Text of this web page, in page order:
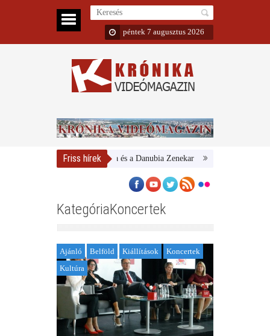
péntek 7 augusztus 2026
Friss hírek
Magyar Nemzeti Galéria és a Danubia Zenekar Bemutatta 2024/25-ös
KategóriaKoncertek
Ajánló Belföld Kiállítások
Koncertek
Kultúra